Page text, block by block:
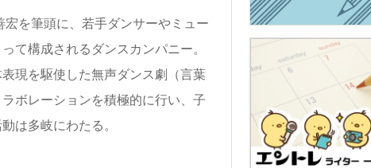
を筆頭に、若手ダンサーやミュー
て構成されるダンスカンパニー。
現を駆使した無声ダンス劇（言葉
ボレーションを積極的に行い、子
は多岐にわたる。